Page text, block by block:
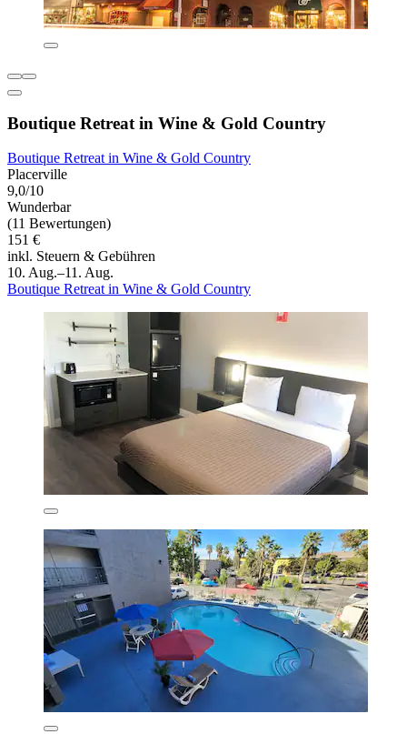
Boutique Retreat in Wine & Gold Country
Boutique Retreat in Wine & Gold Country
Placerville
9,0/10
Wunderbar
(11 Bewertungen)
151 €
inkl. Steuern & Gebühren
10. Aug.–11. Aug.
Boutique Retreat in Wine & Gold Country